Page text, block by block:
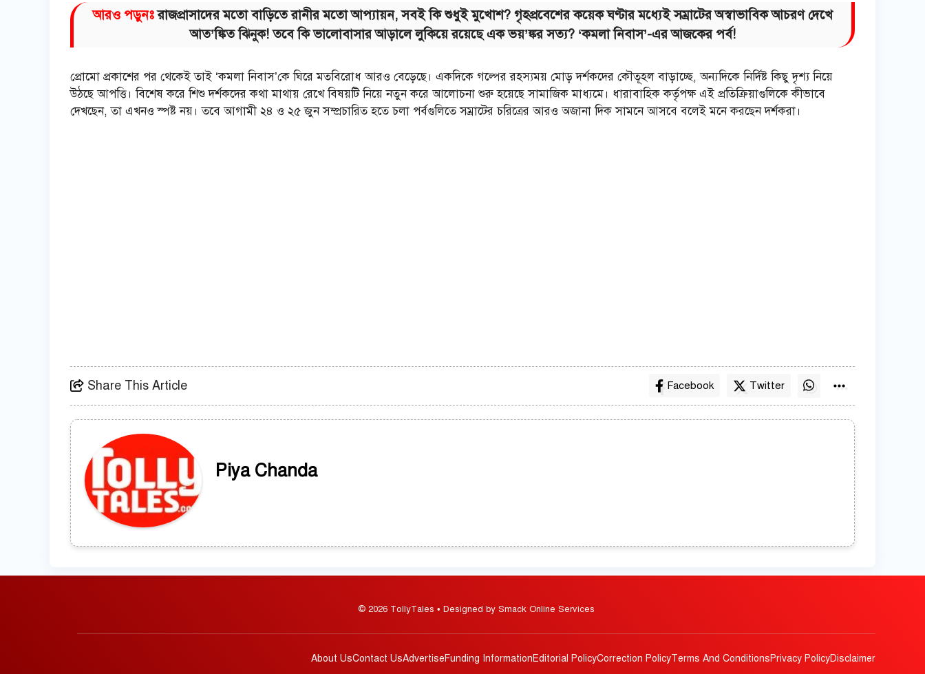
আরও পড়ুনঃরাজপ্রাসাদের মতো বাড়িতে রানীর মতো আপ্যায়ন, সবই কি শুধুই মুখোশ? গৃহপ্রবেশের কয়েক ঘণ্টার মধ্যেই সম্রাটের অস্বাভাবিক আচরণ দেখে
আত’ঙ্কিত ঝিনুক! তবে কি ভালোবাসার আড়ালে লুকিয়ে রয়েছে এক ভয়’ঙ্কর সত্য? ‘কমলা নিবাস’-এর আজকের পর্ব!
প্রোমো প্রকাশের পর থেকেই তাই ‘কমলা নিবাস’কে ঘিরে মতবিরোধ আরও বেড়েছে। একদিকে গল্পের রহস্যময় মোড় দর্শকদের কৌতূহল বাড়াচ্ছে, অন্যদিকে নির্দিষ্ট কিছু দৃশ্য নিয়ে
উঠছে আপত্তি। বিশেষ করে শিশু দর্শকদের কথা মাথায় রেখে বিষয়টি নিয়ে নতুন করে আলোচনা শুরু হয়েছে সামাজিক মাধ্যমে। ধারাবাহিক কর্তৃপক্ষ এই প্রতিক্রিয়াগুলিকে কীভাবে
দেখছেন, তা এখনও স্পষ্ট নয়। তবে আগামী ২৪ ও ২৫ জুন সম্প্রচারিত হতে চলা পর্বগুলিতে সম্রাটের চরিত্রের আরও অজানা দিক সামনে আসবে বলেই মনে করছেন দর্শকরা।
Share This Article Facebook Twitter
Piya Chanda
© 2026 TollyTales • Designed by Smack Online Services
About UsContact UsAdvertiseFunding InformationEditorial PolicyCorrection PolicyTerms And ConditionsPrivacy PolicyDisclaimer